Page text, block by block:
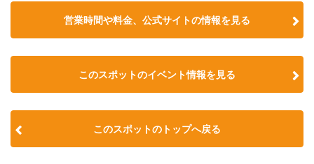
営業時間や料金、公式サイトの情報を見る
このスポットのイベント情報を見る
このスポットのトップへ戻る